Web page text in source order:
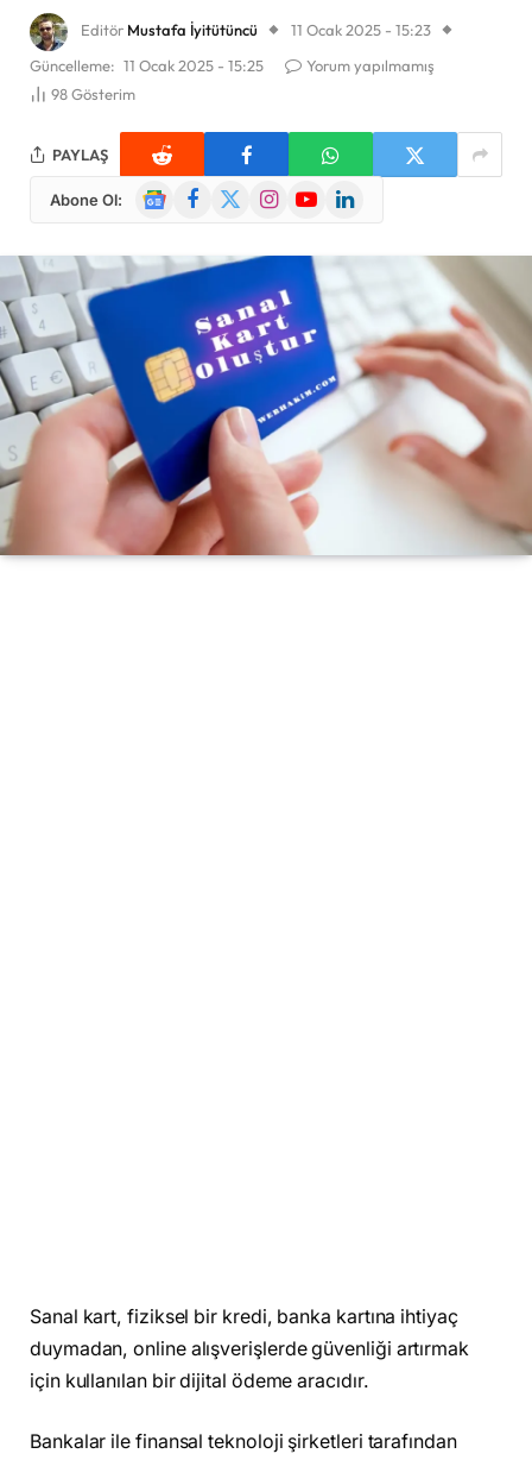
Editör Mustafa İyitütüncü
11 Ocak 2025 - 15:23
Güncelleme: 11 Ocak 2025 - 15:25
Yorum yapılmamış
98Gösterim
PAYLAŞ
Abone Ol:
GoogleFacebook
X
InstagramYouTubeLinkedIn
Sanal kart, fiziksel bir kredi, banka kartına ihtiyaç
duymadan, online alışverişlerde güvenliği artırmak
için kullanılan bir dijital ödeme aracıdır.
Bankalar ile finansal teknoloji şirketleri tarafından